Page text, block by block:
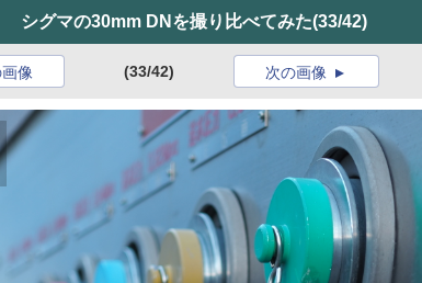
シグマの30mm DNを撮り比べてみた(33/42)
像 (33/42) 次の画像